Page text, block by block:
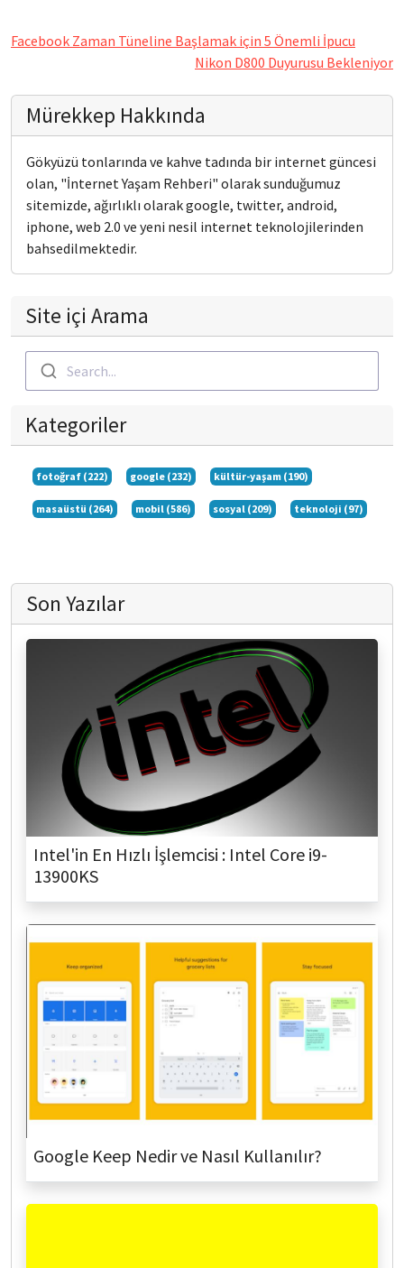
Facebook Zaman Tüneline Başlamak için 5 Önemli İpucu
Nikon D800 Duyurusu Bekleniyor
Mürekkep Hakkında
Gökyüzü tonlarında ve kahve tadında bir internet güncesi
olan, "İnternet Yaşam Rehberi" olarak sunduğumuz
sitemizde, ağırlıklı olarak google, twitter, android,
iphone, web 2.0 ve yeni nesil internet teknolojilerinden
bahsedilmektedir.
Site içi Arama
Search...
Kategoriler
fotoğraf (222) google (232) kültür-yaşam (190)
masaüstü (264) mobil (586) sosyal (209) teknoloji (97)
Son Yazılar
Intel'in En Hızlı İşlemcisi : Intel Core i9-
13900KS
Google Keep Nedir ve Nasıl Kullanılır?